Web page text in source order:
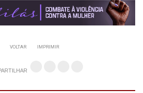
VOLTAR IMPRIMIR